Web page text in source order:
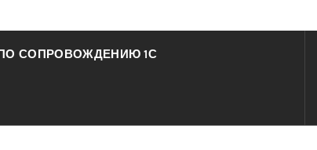
СОПРОВОЖДЕНИЮ 1С